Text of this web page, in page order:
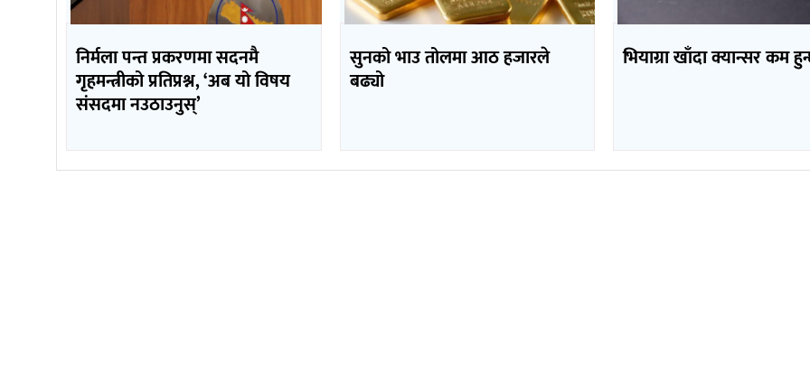
निर्मला पन्त प्रकरणमा सदनमै
गृहमन्त्रीको प्रतिप्रश्न, ‘अब यो विषय
संसदमा नउठाउनुस्’
सुनको भाउ तोलमा आठ हजारले
बढ्यो
भियाग्रा खाँदा क्यान्सर कम